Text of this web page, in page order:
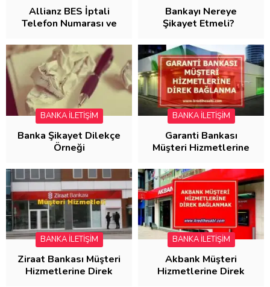
Allianz BES İptali
Telefon Numarası ve
Bankayı Nereye
Şikayet Etmeli?
BANKA İLETİŞİM
Banka Şikayet Dilekçe
Örneği
BANKA İLETİŞİM
Garanti Bankası
Müşteri Hizmetlerine
BANKA İLETİŞİM
Ziraat Bankası Müşteri
Hizmetlerine Direk
BANKA İLETİŞİM
Akbank Müşteri
Hizmetlerine Direk